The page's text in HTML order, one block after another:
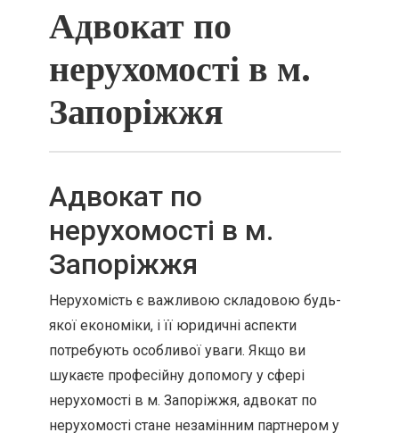
Адвокат по
нерухомості в м.
Запоріжжя
Адвокат по
нерухомості в м.
Запоріжжя
Нерухомість є важливою складовою будь-
якої економіки, і її юридичні аспекти
потребують особливої уваги. Якщо ви
шукаєте професійну допомогу у сфері
нерухомості в м. Запоріжжя, адвокат по
нерухомості стане незамінним партнером у